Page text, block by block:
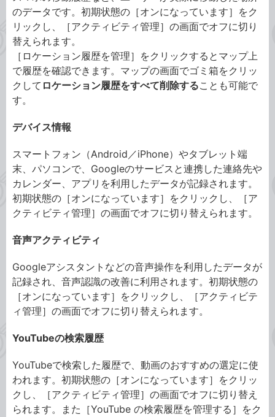
のデータです。初期状態の［オンになっています］をク
リックし、［アクティビティ管理］の画面でオフに切り
替えられます。
［ロケーション履歴を管理］をクリックするとマップ上
で履歴を確認できます。マップの画面でゴミ箱をクリッ
クして ロケーション履歴をすべて削除することも可能で
す。
デバイス情報
スマートフォン（Android／iPhone）やタブレット端
末、パソコンで、Googleのサービスと連携した連絡先や
カレンダー、アプリを利用したデータが記録されます。
初期状態の［オンになっています］をクリックし、［ア
クティビティ管理］の画面でオフに切り替えられます。
音声アクティビティ
Googleアシスタントなどの音声操作を利用したデータが
記録され、音声認識の改善に利用されます。初期状態の
［オンになっています］をクリックし、［アクティビテ
ィ管理］の画面でオフに切り替えられます。
YouTubeの検索履歴
YouTubeで検索した履歴で、動画のおすすめの選定に使
われます。初期状態の［オンになっています］をクリッ
クし、［アクティビティ管理］の画面でオフに切り替え
られます。また［YouTube の検索履歴を管理する］をク